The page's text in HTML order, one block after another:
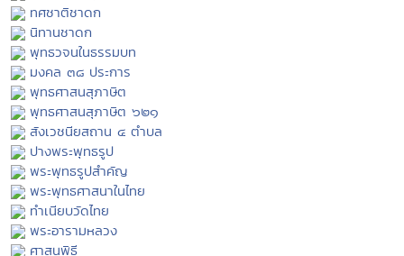
ทศชาติชาดก
นิทานชาดก
พุทธวจนในธรรมบท
มงคล ๓๘ ประการ
พุทธศาสนสุภาษิต
พุทธศาสนสุภาษิต ๖๒๑
สังเวชนียสถาน ๔ ตำบล
ปางพระพุทธรูป
พระพุทธรูปสำคัญ
พระพุทธศาสนาในไทย
ทำเนียบวัดไทย
พระอารามหลวง
ศาสนพิธี